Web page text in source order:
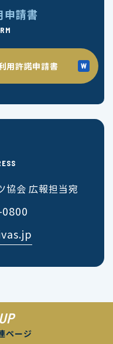
申請書
用許諾申請書
協会 広報担当宛
ページ